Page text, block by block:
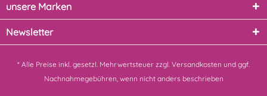
unsere Marken
Newsletter
* Alle Preise inkl. gesetzl. Mehrwertsteuer zzgl. Versandkosten und ggf.
Nachnahmegebühren, wenn nicht anders beschrieben